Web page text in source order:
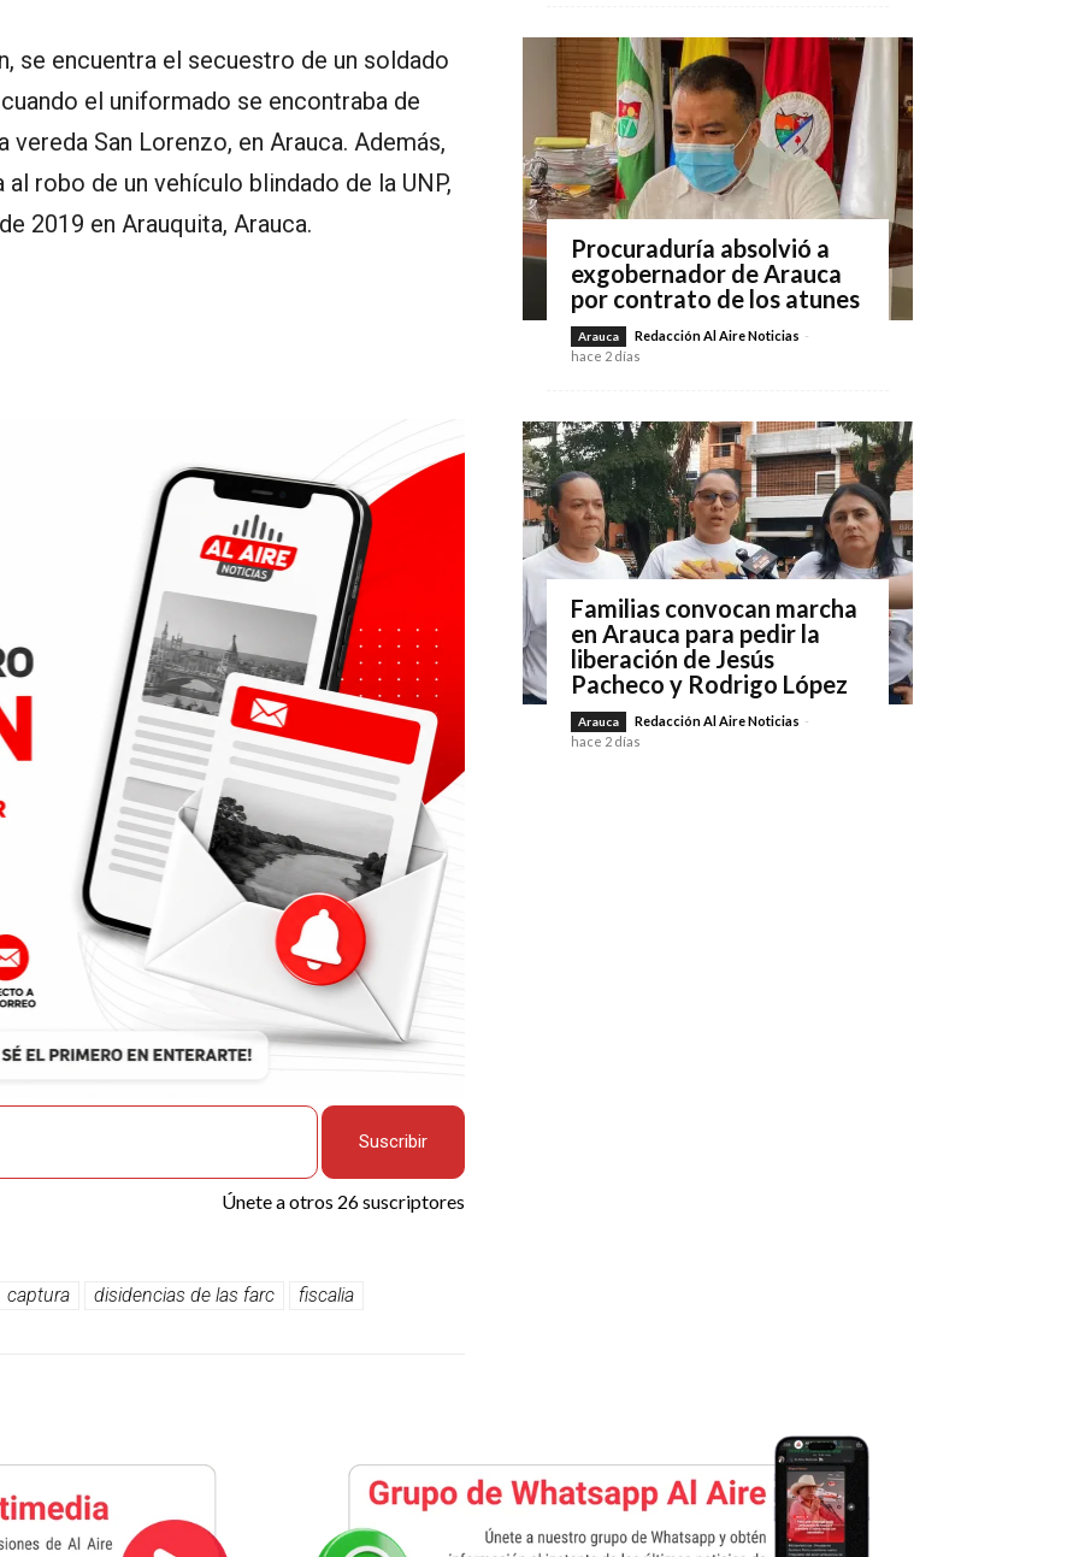
se encuentra el secuestro de un soldado
el uniformado se encontraba de
San Lorenzo, en Arauca. Además,
robo de un vehículo blindado de la UNP,
2019 en Arauquita, Arauca.
Suscribir
Únete a otros 26 suscriptores
captura disidencias de las farc
fiscalia
Procuraduría absolvió a
exgobernador de Arauca
por contrato de los atunes
Arauca Redacción Al Aire Noticias -
hace 2 días
Familias convocan marcha
en Arauca para pedir la
liberación de Jesús
Pacheco y Rodrigo López
Arauca Redacción Al Aire Noticias -
hace 2 días